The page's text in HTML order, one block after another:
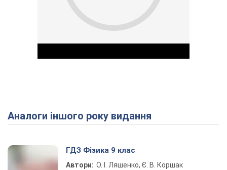
Play Video
Аналоги іншого року видання
ГДЗ Фізика 9 клас
Автори: О. І. Ляшенко, Є. В. Коршак